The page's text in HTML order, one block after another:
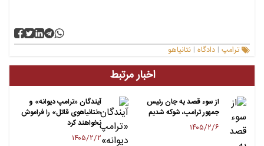
ترامپ | دادگاه | نتانیاهو
اخبار مرتبط
از سوء قصد به جان رئیس
جمهور ترامپ، شوکه شدیم
۱۴۰۵/۲/۶
آیندگان «ترامپ دیوانه» و
«نتانیاهوی قاتل» را فراموش
نخواهند کرد
۱۴۰۵/۲/۲